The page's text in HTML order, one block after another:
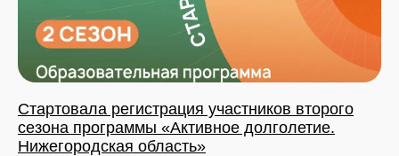
Стартовала регистрация участников второго
сезона программы «Активное долголетие.
Нижегородская область»